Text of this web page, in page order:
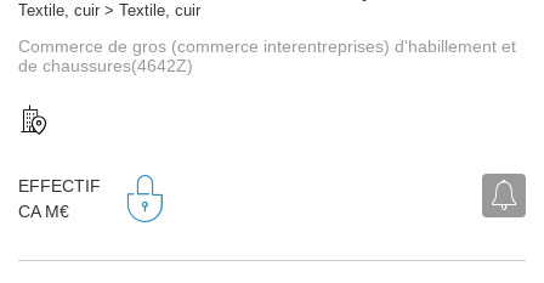
Textile, cuir > Textile, cuir
Commerce de gros (commerce interentreprises) d'habillement et
de chaussures(4642Z)
EFFECTIF
CA M€